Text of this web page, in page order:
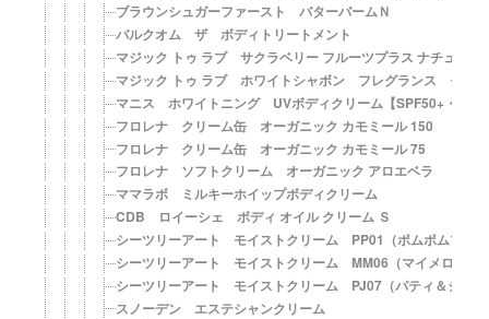
ブラウンシュガーファースト バターバームＮ
バルクオム ザ ボディトリートメント
マジック トゥ ラブ サクラベリー フルーツプラス ナチュラ
マジック トゥ ラブ ホワイトシャボン フレグランス モイス
マニス ホワイトニング UVボディクリーム【SPF50+・
フロレナ クリーム缶 オーガニック カモミール 150
フロレナ クリーム缶 オーガニック カモミール 75
フロレナ ソフトクリーム オーガニック アロエベラ
ママラボ ミルキーホイップボディクリーム
CDB ロイーシェ ボディ オイル クリーム Ｓ
シーツリーアート モイストクリーム PP01（ポムポムプリ
シーツリーアート モイストクリーム MM06（マイメロディ
シーツリーアート モイストクリーム PJ07（パティ＆ジミ
スノーデン エステシャンクリーム